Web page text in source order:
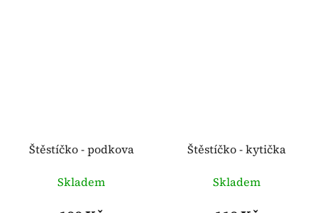
Štěstíčko - podkova
Skladem
Štěstíčko - kytička
Skladem